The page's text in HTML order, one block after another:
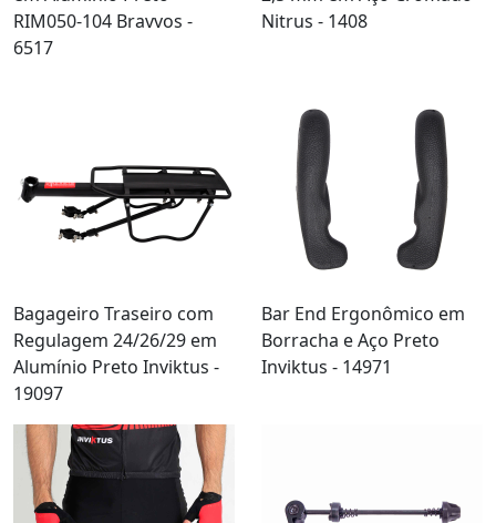
RIM050-104 Bravvos -
6517
Nitrus - 1408
Bagageiro Traseiro com
Regulagem 24/26/29 em
Alumínio Preto Inviktus -
19097
Bar End Ergonômico em
Borracha e Aço Preto
Inviktus - 14971